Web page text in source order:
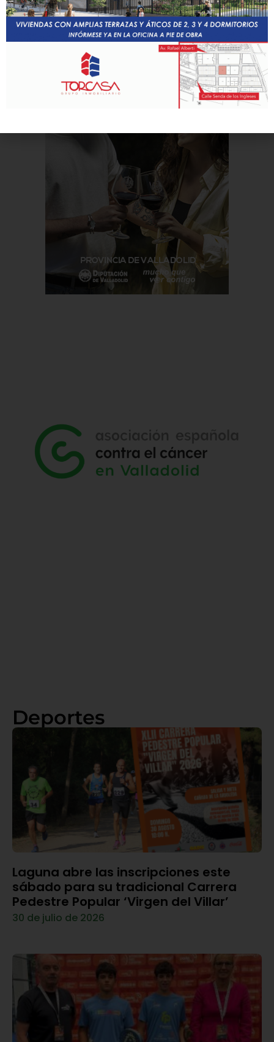
Deportes
Laguna abre las inscripciones este
sábado para su tradicional Carrera
Pedestre Popular ‘Virgen del Villar’
30 de julio de 2026